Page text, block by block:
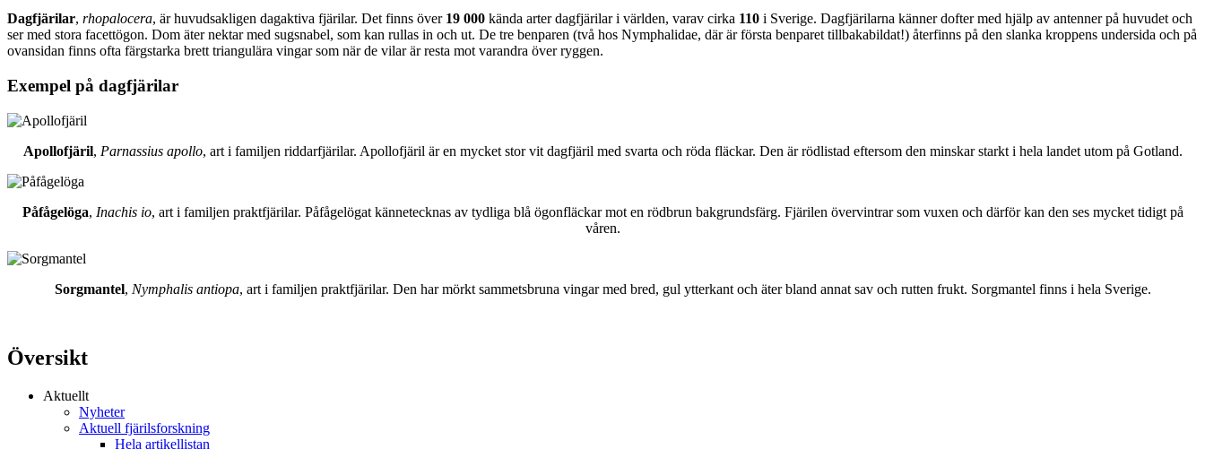
Dagfjärilar, rhopalocera, är huvudsakligen dagaktiva fjärilar. Det finns över 19 000 kända arter dagfjärilar i världen, varav cirka 110 i Sverige. Dagfjärilarna känner dofter med hjälp av antenner på huvudet och
ser med stora facettögon. Dom äter nektar med sugsnabel, som kan rullas in och ut. De tre benparen (två hos Nymphalidae, där är första benparet tillbakabildat!) återfinns på den slanka kroppens undersida och på
ovansidan finns ofta färgstarka brett triangulära vingar som när de vilar är resta mot varandra över ryggen.
Exempel på dagfjärilar
Apollofjäril, Parnassius apollo, art i familjen riddarfjärilar. Apollofjäril är en mycket stor vit dagfjäril med svarta och röda fläckar. Den är rödlistad eftersom den minskar starkt i hela landet utom på Gotland.
Påfågelöga, Inachis io, art i familjen praktfjärilar. Påfågelögat kännetecknas av tydliga blå ögonfläckar mot en rödbrun bakgrundsfärg. Fjärilen övervintrar som vuxen och därför kan den ses mycket tidigt på
våren.
Sorgmantel, Nymphalis antiopa, art i familjen praktfjärilar. Den har mörkt sammetsbruna vingar med bred, gul ytterkant och äter bland annat sav och rutten frukt. Sorgmantel finns i hela Sverige.
Översikt
Aktuellt
Nyheter
Aktuell fjärilsforskning
Hela artikellistan